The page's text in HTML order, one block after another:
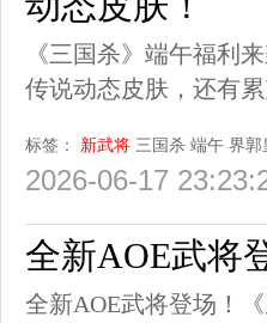
《三国杀》端午福利
传说动态皮肤，还有
标签： 新武将 三国杀 端午 界郭
2026-06-17
全新AOE武将
全新AOE武将登场！